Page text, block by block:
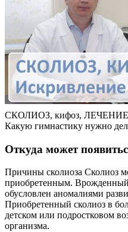
СКОЛИОЗ, кифоз, ЛЕЧЕНИЕ.
Какую гимнастику нужно
Откуда может
Причины сколиоза Сколиоз
приобретенным. Врожденный
обусловлен аномалиями
Приобретенный сколиоз в
детском или подростковом
организма.